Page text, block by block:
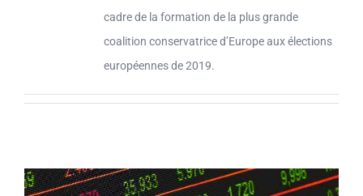
cadre de la formation de la plus grande
coalition conservatrice d’Europe aux élections
européennes de 2019.